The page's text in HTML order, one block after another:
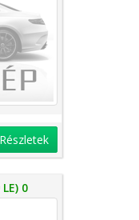
Részletek
0